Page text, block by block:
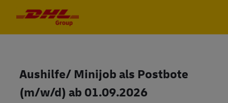
Aushilfe/ Minijob als Postbote
(m/w/d) ab 01.09.2026